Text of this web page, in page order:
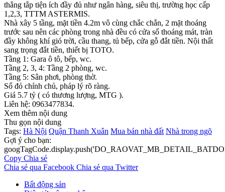
thẳng tắp tiện ích đầy đủ như ngân hàng, siêu thị, trường học cấp
1,2,3, TTTM ASTERMIS.
Nhà xây 5 tầng, mặt tiền 4.2m vô cùng chắc chắn, 2 mặt thoáng
trước sau nên các phòng trong nhà đều có cửa sổ thoáng mát, tràn
đầy không khí gió trời, cầu thang, tủ bếp, cửa gỗ đắt tiền. Nội thất
sang trọng đắt tiền, thiết bị TOTO.
Tầng 1: Gara ô tô, bếp, wc.
Tầng 2, 3, 4: Tầng 2 phòng, wc.
Tầng 5: Sân phơi, phòng thờ.
Sổ đỏ chính chủ, pháp lý rõ ràng.
Giá 5.7 tỷ ( có thương lượng, MTG ).
Liên hệ: 0963477834.
Xem thêm nội dung
Thu gọn nội dung
Tags: Hà Nội Quận Thanh Xuân Mua bán nhà đất Nhà trong ngõ
Gợi ý cho bạn:
Copy Chia sẻ
Chia sẻ qua Facebook Chia sẻ qua Twitter
Bất động sản